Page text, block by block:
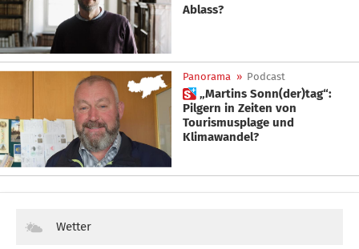
Ablass?
Panorama » Podcast
 „Martins Sonn(der)tag“:
Pilgern in Zeiten von
Tourismusplage und
Klimawandel?
Wetter